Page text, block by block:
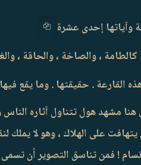
وآياتها إحدى عشرة
كالطامة ، والصاخة ، والحاقة ،
القارعة . حقيقتها . وما يقع
مشهد هول تتناول آثاره الناس
على الهلاك ، وهو لا يملك
! فمن تناسق التصوير أن تسمى